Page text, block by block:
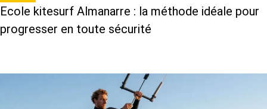
Ecole kitesurf Almanarre : la méthode idéale pour
progresser en toute sécurité